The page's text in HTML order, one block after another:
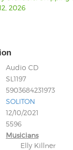
2026
Audio CD
SL1197
5903684231973
SOLITON
12/10/2021
5596
Musicians
Elly Killner